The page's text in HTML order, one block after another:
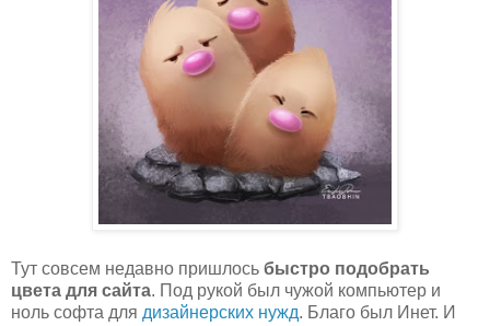
Тут совсем недавно пришлось быстро подобрать
цвета для сайта. Под рукой был чужой компьютер и
ноль софта для дизайнерских нужд. Благо был Инет. И